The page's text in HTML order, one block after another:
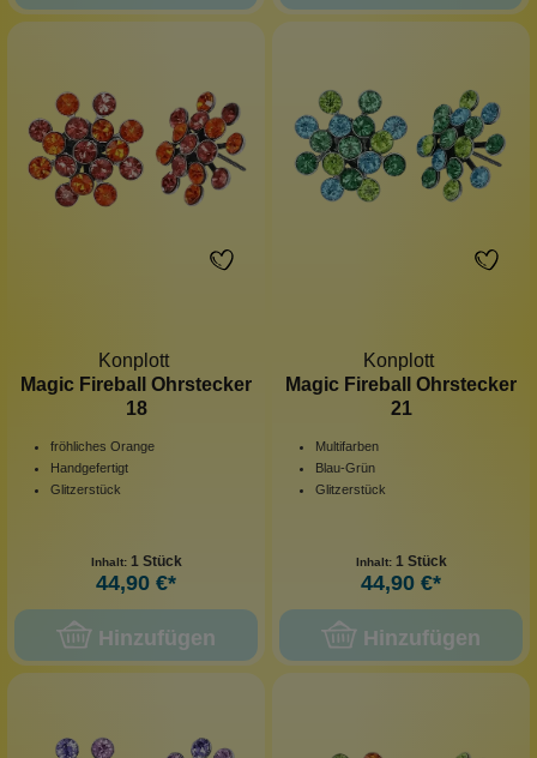
Konplott
Magic Fireball Ohrstecker
18
fröhliches Orange
Handgefertigt
Glitzerstück
Inhalt: 1 Stück
44,90 €*
Hinzufügen
Konplott
Magic Fireball Ohrstecker
21
Multifarben
Blau-Grün
Glitzerstück
Inhalt: 1 Stück
44,90 €*
Hinzufügen